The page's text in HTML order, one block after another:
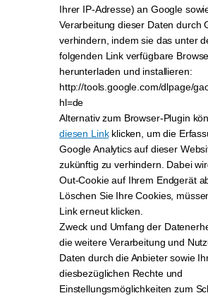
Ihrer IP-Adresse) an Google
Verarbeitung dieser Daten durch
verhindern, indem sie das unter
folgenden Link verfügbare
herunterladen und installieren:
http://tools.google.com/dlpage/
hl=de
Alternativ zum Browser-Plugin
diesen Linkklicken, um die
Google Analytics auf dieser
zukünftig zu verhindern. Dabei
Out-Cookie auf Ihrem Endgerät
Löschen Sie Ihre Cookies,
Link erneut klicken.
Zweck und Umfang der
die weitere Verarbeitung und
Daten durch die Anbieter sowie
diesbezüglichen Rechte und
Einstellungsmöglichkeiten zum